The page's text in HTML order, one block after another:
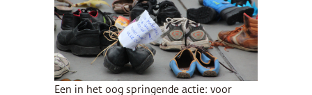
Een in het oog springende actie: voor